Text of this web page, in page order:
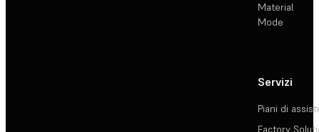
Material
Mode
Servizi
Piani di
Factory